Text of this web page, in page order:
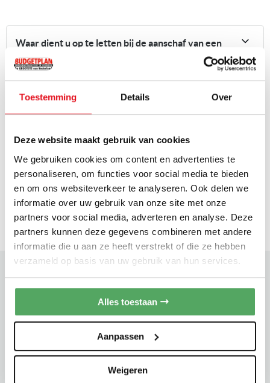
Toestemming Details Over
Deze website maakt gebruik van cookies
We gebruiken cookies om content en advertenties te
personaliseren, om functies voor social media te bieden
en om ons websiteverkeer te analyseren. Ook delen we
informatie over uw gebruik van onze site met onze
partners voor social media, adverteren en analyse. Deze
partners kunnen deze gegevens combineren met andere
informatie die u aan ze heeft verstrekt of die ze hebben
verzameld op basis van uw gebruik van hun services.
Alles toestaan
Aanpassen
Weigeren
Waar dient u op te letten bij de aanschaf van een
koffiemachine?
Handige koffiefuncties
Gemalen koffie of koffiebonen?
Melkreservoir en waterreservoir
Heeft u vragen,
of heeft u advies nodig?
Bel ons direct en we staan u graag te woord.
info@budgetplan.nl